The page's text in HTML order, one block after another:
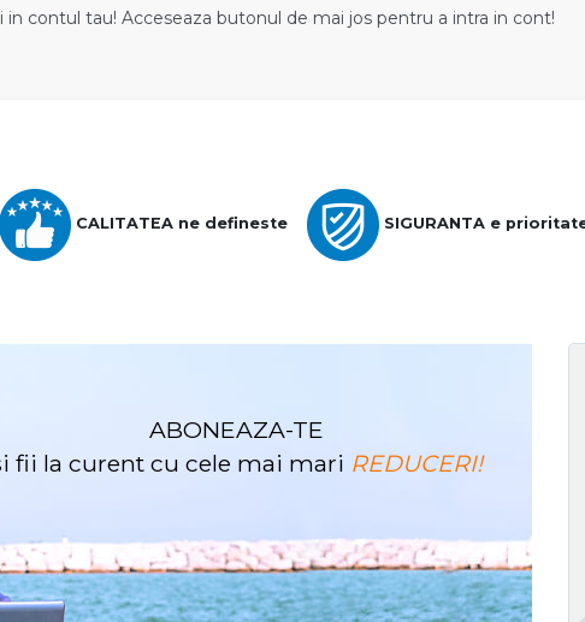
contul tau! Acceseaza butonul de mai jos pentru a intra in cont!
CALITATEA ne defineste SIGURANTA e
ABONEAZA-TE
fii la curent cu cele mai mari REDUCERI!